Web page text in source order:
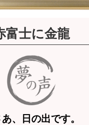
富士に金龍
あ、日の出です。